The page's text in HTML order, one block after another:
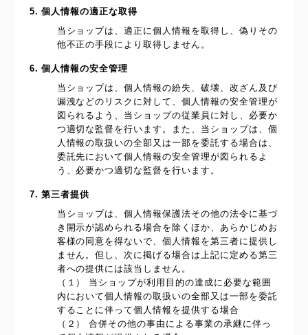
5. 個人情報の適正な取得
当ショップは、適正に個人情報を取得し、偽りその
他不正の手段により取得しません。
6. 個人情報の安全管理
当ショップは、個人情報の紛失、破壊、改ざん及び
漏洩などのリスクに対して、個人情報の安全管理が
図られるよう、当ショップの従業員に対し、必要か
つ適切な監督を行います。また、当ショップは、個
人情報の取扱いの全部又は一部を委託する場合は、
委託先において個人情報の安全管理が図られるよ
う、必要かつ適切な監督を行います。
7. 第三者提供
当ショップは、個人情報保護法その他の法令に基づ
き開示が認められる場合を除くほか、あらかじめお
客様の同意を得ないで、個人情報を第三者に提供し
ません。但し、次に掲げる場合は上記に定める第三
者への提供には該当しません。
（１） 当ショップが利用目的の達成に必要な範囲
内において個人情報の取扱いの全部又は一部を委託
することに伴って個人情報を提供する場合
（２） 合併その他の事由による事業の承継に伴っ